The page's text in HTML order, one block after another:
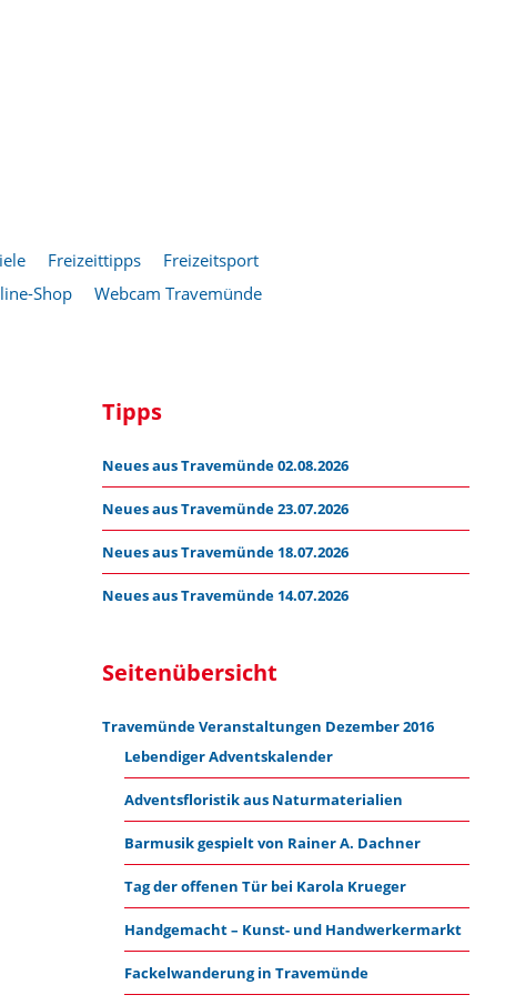
Freizeittipps
Freizeitsport
Shop
Webcam Travemünde
Tipps
Neues aus Travemünde 02.08.2026
Neues aus Travemünde 23.07.2026
Neues aus Travemünde 18.07.2026
Neues aus Travemünde 14.07.2026
Seitenübersicht
Travemünde Veranstaltungen Dezember 2016
Lebendiger Adventskalender
Adventsfloristik aus Naturmaterialien
Barmusik gespielt von Rainer A. Dachner
Tag der offenen Tür bei Karola Krueger
Handgemacht – Kunst- und Handwerkermarkt
Fackelwanderung in Travemünde